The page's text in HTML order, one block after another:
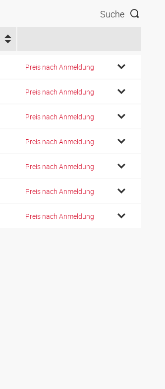
Suche
Preis nach Anmeldung
Preis nach Anmeldung
Preis nach Anmeldung
Preis nach Anmeldung
Preis nach Anmeldung
Preis nach Anmeldung
Preis nach Anmeldung